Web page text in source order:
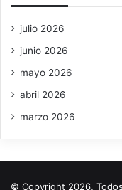
julio 2026
junio 2026
mayo 2026
abril 2026
marzo 2026
© Copyright 2026,